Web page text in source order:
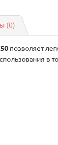
(0)
позволяет
в